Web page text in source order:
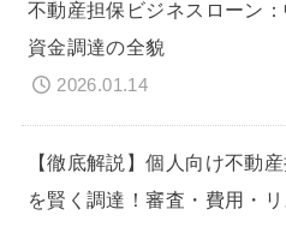
不動産担保ビジネスローン
資金調達の全貌
2026.01.14
【徹底解説】個人向け不動
を賢く調達！審査・費用・